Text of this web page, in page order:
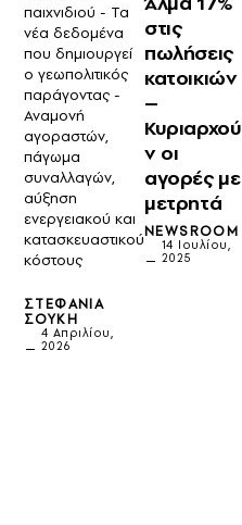
παιχνιδιού - Τα
νέα δεδομένα
που δημιουργεί
ο γεωπολιτικός
παράγοντας -
Αναμονή
αγοραστών,
πάγωμα
συναλλαγών,
αύξηση
ενεργειακού και
κατασκευαστικού
κόστους
ΣΤΕΦΑΝΊΑ
ΣΟΎΚΗ
4 Απριλίου,
2026
στις
πωλήσεις
κατοικιών
–
Κυριαρχού
ν οι
αγορές με
μετρητά
NEWSROOM
14 Ιουλίου,
2025